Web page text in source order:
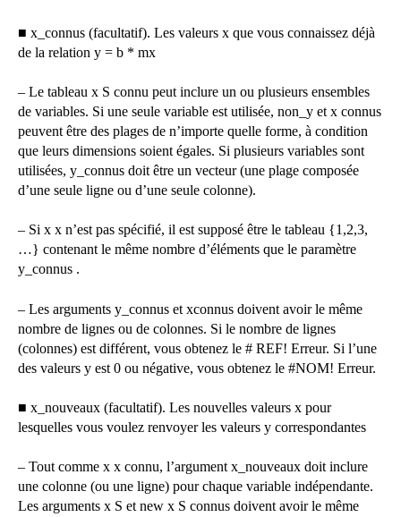
■ x_connus (facultatif). Les valeurs x que vous connaissez déjà
de la relation y = b * mx
– Le tableau x S connu peut inclure un ou plusieurs ensembles
de variables. Si une seule variable est utilisée, non_y et x connus
peuvent être des plages de n’importe quelle forme, à condition
que leurs dimensions soient égales. Si plusieurs variables sont
utilisées, y_connus doit être un vecteur (une plage composée
d’une seule ligne ou d’une seule colonne).
– Si x x n’est pas spécifié, il est supposé être le tableau {1,2,3,
…} contenant le même nombre d’éléments que le paramètre
y_connus .
– Les arguments y_connus et xconnus doivent avoir le même
nombre de lignes ou de colonnes. Si le nombre de lignes
(colonnes) est différent, vous obtenez le # REF! Erreur. Si l’une
des valeurs y est 0 ou négative, vous obtenez le #NOM! Erreur.
■ x_nouveaux (facultatif). Les nouvelles valeurs x pour
lesquelles vous voulez renvoyer les valeurs y correspondantes
– Tout comme x x connu, l’argument x_nouveaux doit inclure
une colonne (ou une ligne) pour chaque variable indépendante.
Les arguments x S et new x S connus doivent avoir le même